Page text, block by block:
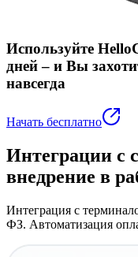
Используйте
дней – и Вы
навсегда
Начать бесплатно
Интеграции с
внедрение в
Интеграция с
ФЗ. Автоматизация